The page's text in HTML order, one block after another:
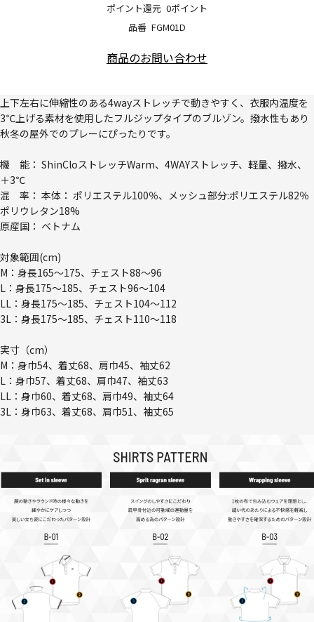
品番 FGM01D
ポイント還元 0ポイント
商品のお問い合わせ
上下左右に伸縮性のある4wayストレッチで動きやすく、衣服内温度を
3℃上げる素材を使用したフルジップタイプのブルゾン。撥水性もあり
秋冬の屋外でのプレーにぴったりです。
機 能： ShinCloストレッチWarm、4WAYストレッチ、軽量、撥水、
＋3℃
混 率： 本体： ポリエステル100％、メッシュ部分:ポリエステル82％
ポリウレタン18%
原産国： ベトナム
対象範囲(cm)
M：身長165～175、チェスト88～96
L：身長175～185、チェスト96～104
LL：身長175～185、チェスト104～112
3L：身長175～185、チェスト110～118
実寸（cm）
M：身巾54、着丈68、肩巾45、袖丈62
L：身巾57、着丈68、肩巾47、袖丈63
LL：身巾60、着丈68、肩巾49、袖丈64
3L：身巾63、着丈68、肩巾51、袖丈65